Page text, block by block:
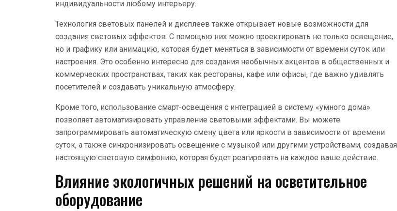
индивидуальности любому интерьеру.
Технология световых панелей и дисплеев также открывает новые возможности для
создания световых эффектов. С помощью них можно проектировать не только освещение,
но и графику или анимацию, которая будет меняться в зависимости от времени суток или
настроения. Это особенно интересно для создания необычных акцентов в общественных и
коммерческих пространствах, таких как рестораны, кафе или офисы, где важно удивлять
посетителей и создавать уникальную атмосферу.
Кроме того, использование смарт-освещения с интеграцией в систему «умного дома»
позволяет автоматизировать управление световыми эффектами. Вы можете
запрограммировать автоматическую смену цвета или яркости в зависимости от времени
суток, а также синхронизировать освещение с музыкой или другими устройствами, создавая
настоящую световую симфонию, которая будет реагировать на каждое ваше действие.
Влияние экологичных решений на осветительное
оборудование